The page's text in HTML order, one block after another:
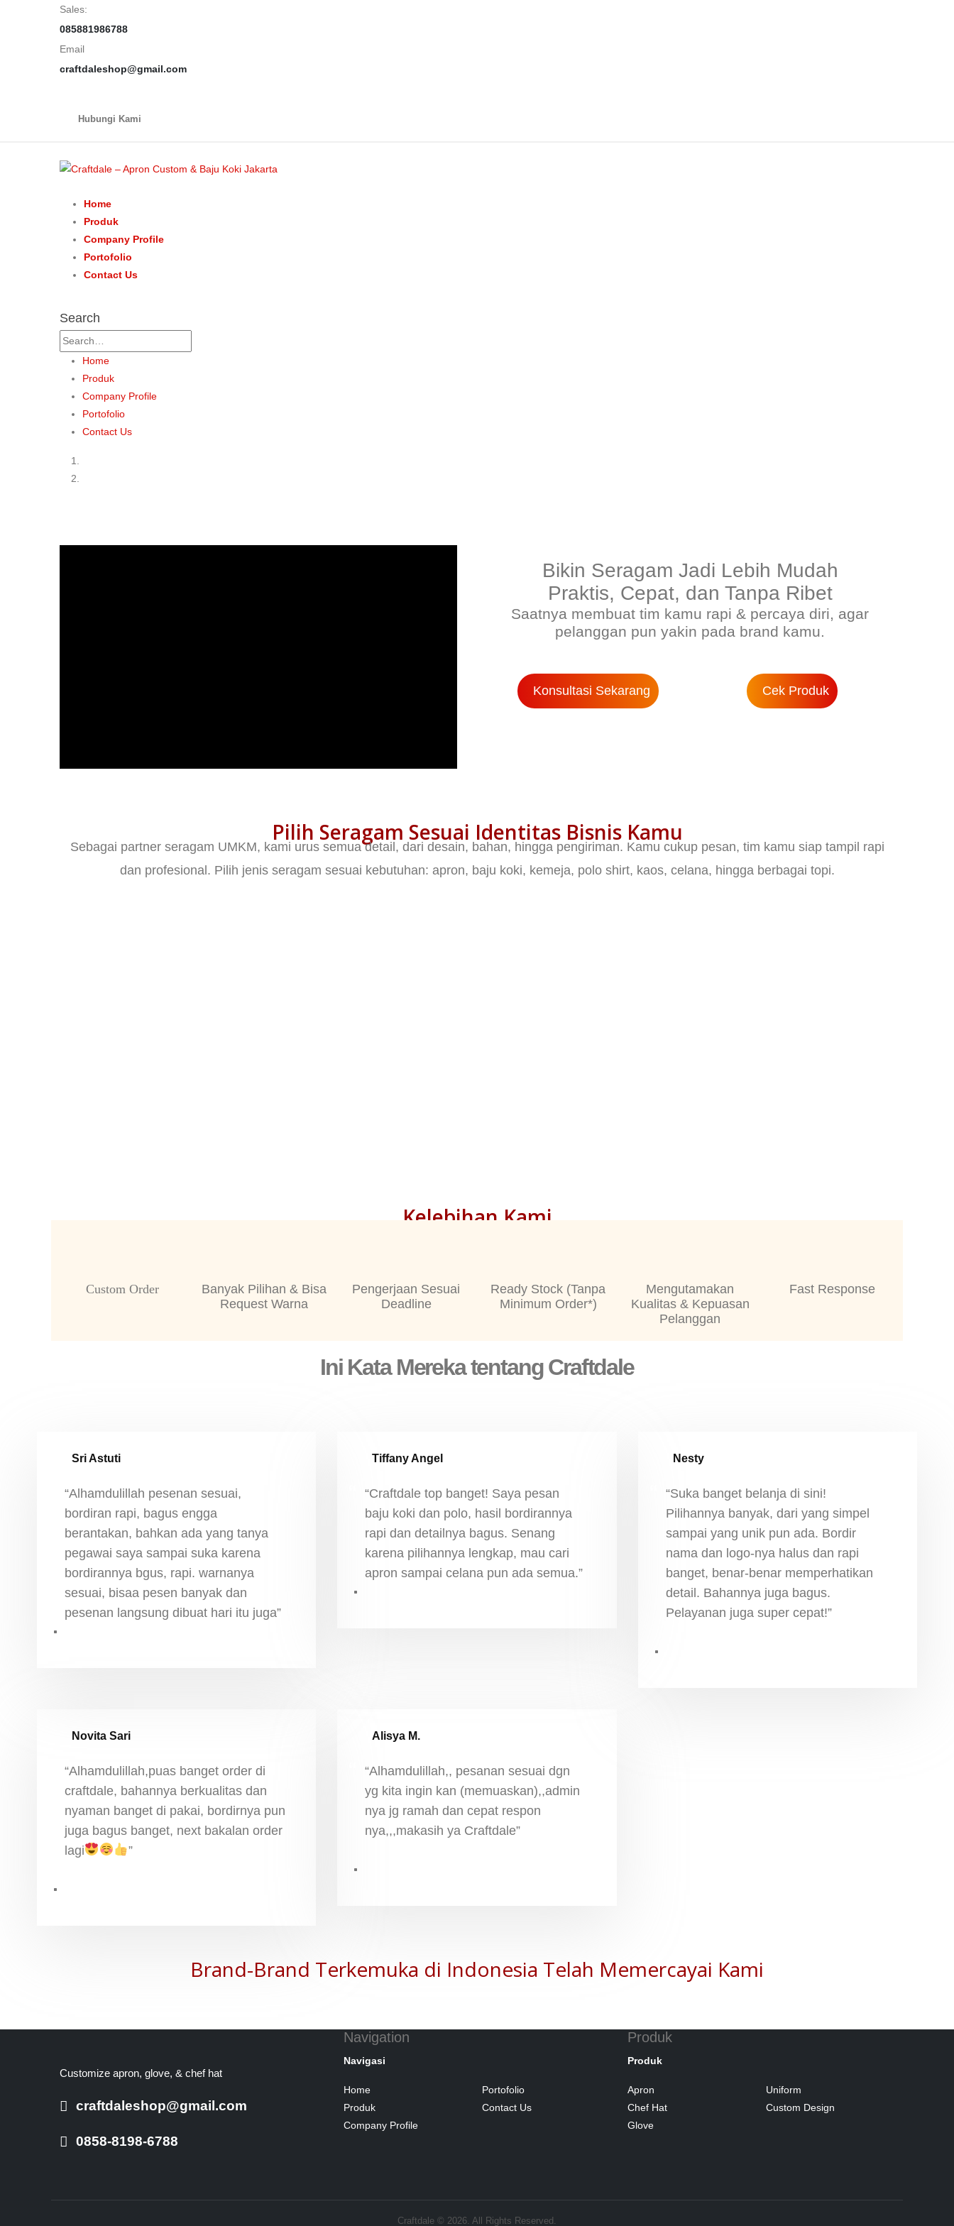
Sales:
085881986788
Email
craftdaleshop@gmail.com
Hubungi Kami
Home
Produk
Company Profile
Portofolio
Contact Us
Search
Home
Produk
Company Profile
Portofolio
Contact Us
Bikin Seragam Jadi Lebih Mudah
Praktis, Cepat, dan Tanpa Ribet
Saatnya membuat tim kamu rapi & percaya diri, agar
pelanggan pun yakin pada brand kamu.
Konsultasi Sekarang Cek Produk
Pilih Seragam Sesuai Identitas Bisnis Kamu
Sebagai partner seragam UMKM, kami urus semua detail, dari desain, bahan, hingga pengiriman. Kamu cukup pesan, tim kamu siap tampil rapi
dan profesional. Pilih jenis seragam sesuai kebutuhan: apron, baju koki, kemeja, polo shirt, kaos, celana, hingga berbagai topi.
Kelebihan Kami
Custom Order
Banyak Pilihan & Bisa
Request Warna
Pengerjaan Sesuai
Deadline
Ready Stock (Tanpa
Minimum Order*)
Mengutamakan
Kualitas & Kepuasan
Pelanggan
Fast Response
Ini Kata Mereka tentang Craftdale
Sri Astuti
“Alhamdulillah pesenan sesuai,
bordiran rapi, bagus engga
berantakan, bahkan ada yang tanya
pegawai saya sampai suka karena
bordirannya bgus, rapi. warnanya
sesuai, bisaa pesen banyak dan
pesenan langsung dibuat hari itu juga”
Tiffany Angel
“Craftdale top banget! Saya pesan
baju koki dan polo, hasil bordirannya
rapi dan detailnya bagus. Senang
karena pilihannya lengkap, mau cari
apron sampai celana pun ada semua.”
Nesty
“Suka banget belanja di sini!
Pilihannya banyak, dari yang simpel
sampai yang unik pun ada. Bordir
nama dan logo-nya halus dan rapi
banget, benar-benar memperhatikan
detail. Bahannya juga bagus.
Pelayanan juga super cepat!”
Novita Sari
“Alhamdulillah,puas banget order di
craftdale, bahannya berkualitas dan
nyaman banget di pakai, bordirnya pun
juga bagus banget, next bakalan order
lagi
”
Alisya M.
“Alhamdulillah,, pesanan sesuai dgn
yg kita ingin kan (memuaskan),,admin
nya jg ramah dan cepat respon
nya,,,makasih ya Craftdale”
Brand-Brand Terkemuka di Indonesia Telah Memercayai Kami
Customize apron, glove, & chef hat
craftdaleshop@gmail.com
0858-8198-6788
Navigation
Navigasi
Home
Produk
Company Profile
Portofolio
Contact Us
Produk
Produk
Apron
Chef Hat
Glove
Uniform
Custom Design
Craftdale © 2026. All Rights Reserved.